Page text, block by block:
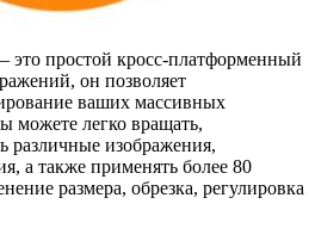
это простой кросс-платформенный
он позволяет
ваших массивных
можете легко вращать,
различные изображения,
а также применять более 80
размера, обрезка, регулировка